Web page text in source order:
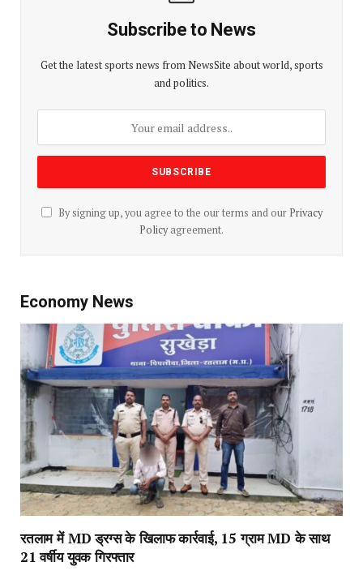
Subscribe to News
Get the latest sports news from NewsSite about world, sports
and politics.
By signing up, you agree to the our terms and our Privacy
Policyagreement.
Economy News
रतलाम में MD ड्रग्स के खिलाफ कार्रवाई, 15 ग्राम MD के साथ
21 वर्षीय युवक गिरफ्तार